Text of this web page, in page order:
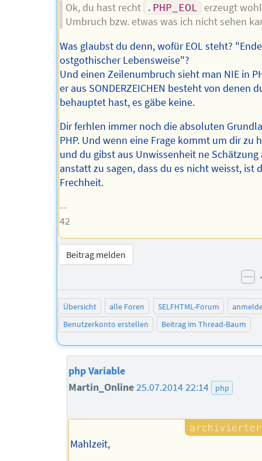
Ok, du hast recht . PHP_EOL erzeugt
Umbruch bzw. etwas was ich nicht sehen
Was glaubst du denn, wofür EOL steht? "Ende
ostgothischer Lebensweise"?
Und einen Zeilenumbruch sieht man NIE in
er aus SONDERZEICHEN besteht von denen
behauptet hast, es gäbe keine.
Dir ferhlen immer noch die absoluten
PHP. Und wenn eine Frage kommt um dir zu
und du gibst aus Unwissenheit ne Schätzung
anstatt zu sagen, dass du es nicht weisst, ist
Frechheit.
--
42
Beitrag melden
Übersicht alle Foren SELFHTML-Forum
Benutzerkonto erstellen
Beitrag im Thread-Baum
php Variable
Martin_Online25.07.2014 22:14 php
Mahlzeit,